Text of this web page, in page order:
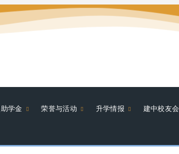
学金 荣誉与活动 升学情报 建中校友会